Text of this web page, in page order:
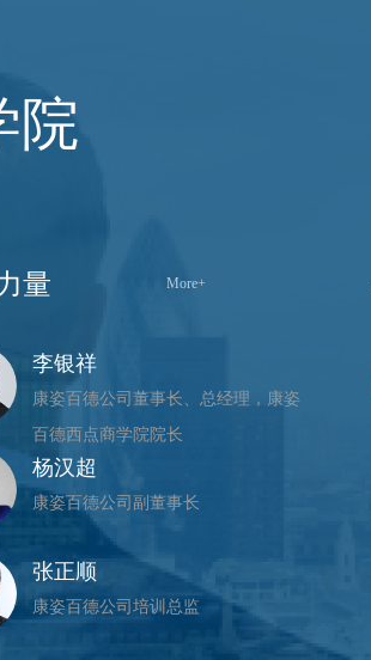
院
量 More+
李银祥
康姿百德公司董事长、总经理，康姿
百德西点商学院院长
杨汉超
康姿百德公司副董事长
张正顺
康姿百德公司培训总监